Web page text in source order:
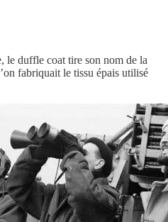
le duffle coat tire son nom de la
fabriquait le tissu épais utilisé